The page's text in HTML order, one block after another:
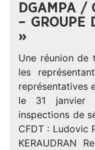
DGAMPA /
– GROUPE
»
Une réunion de
les
représentatives
le 31 janvier
inspections de
CFDT : Ludovic
KERAUDRAN